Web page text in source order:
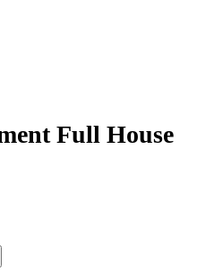
Full House